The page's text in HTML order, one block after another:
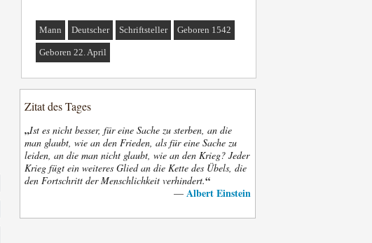
Mann Deutscher Schriftsteller Geboren 1542
Geboren 22. April
Zitat des Tages
„Ist es nicht besser, für eine Sache zu sterben, an die
man glaubt, wie an den Frieden, als für eine Sache zu
leiden, an die man nicht glaubt, wie an den Krieg? Jeder
Krieg fügt ein weiteres Glied an die Kette des Übels, die
den Fortschritt der Menschlichkeit verhindert.“
— Albert Einstein